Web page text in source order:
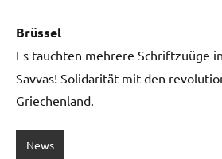
Brüssel
Es tauchten mehrere Schriftzuüge in
Savvas! Solidarität mit den
Griechenland.
News